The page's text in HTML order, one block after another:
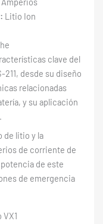
Litio Ion
clave del
211, desde su diseño
relacionadas
y su aplicación
de litio y la
de corriente de
de este
de emergencia